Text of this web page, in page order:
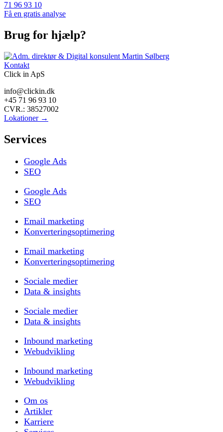
71 96 93 10
Få en gratis analyse
Brug for hjælp?
Kontakt
Click in ApS
info@clickin.dk
+45 71 96 93 10
CVR.: 38527002
Lokationer →
Services
Google Ads
SEO
Google Ads
SEO
Email marketing
Konverteringsoptimering
Email marketing
Konverteringsoptimering
Sociale medier
Data & insights
Sociale medier
Data & insights
Inbound marketing
Webudvikling
Inbound marketing
Webudvikling
Om os
Artikler
Karriere